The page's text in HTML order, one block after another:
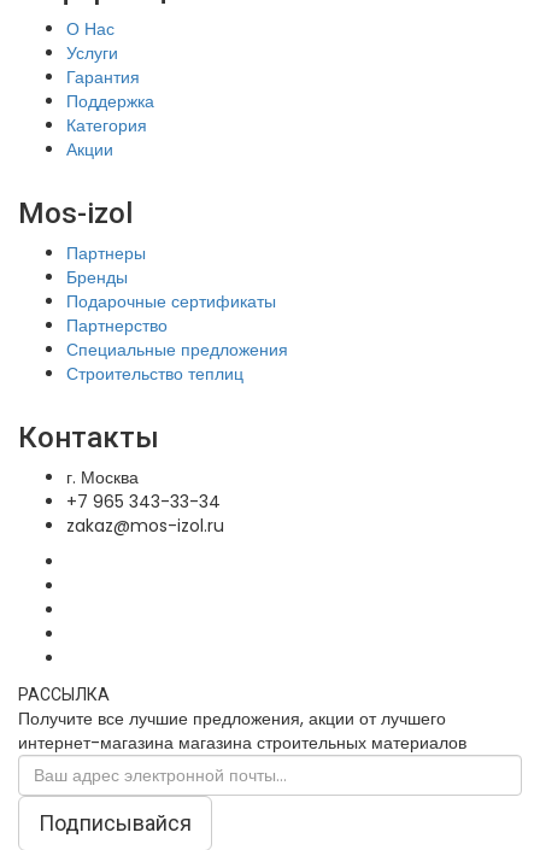
О Нас
Услуги
Гарантия
Поддержка
Категория
Акции
Mos-izol
Партнеры
Бренды
Подарочные сертификаты
Партнерство
Специальные предложения
Строительство теплиц
Контакты
г. Москва
+7 965 343-33-34
zakaz@mos-izol.ru
РАССЫЛКА
Получите все лучшие предложения, акции от лучшего
интернет-магазина магазина строительных материалов
Подписывайся